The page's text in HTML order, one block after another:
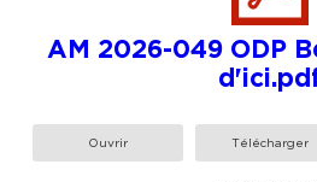
AM 2026-049 ODP
Ouvrir Télécharger